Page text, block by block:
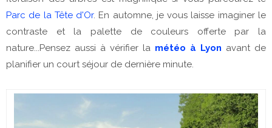
Parc de la Tête d'Or. En automne, je vous laisse imaginer le
contraste et la palette de couleurs offerte par la
nature...Pensez aussi à vérifier la météo à Lyon avant de
planifier un court séjour de dernière minute.